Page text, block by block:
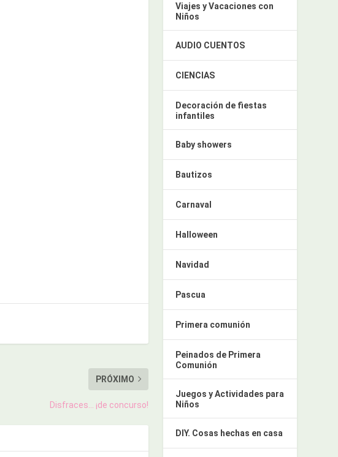
PRÓXIMO
Disfraces… ¡de concurso!
Viajes y Vacaciones con
Niños
AUDIO CUENTOS
CIENCIAS
Decoración de fiestas
infantiles
Baby showers
Bautizos
Carnaval
Halloween
Navidad
Pascua
Primera comunión
Peinados de Primera
Comunión
Juegos y Actividades para
Niños
DIY. Cosas hechas en casa